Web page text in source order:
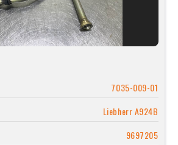
7035-009-01
Liebherr A924B
9697205